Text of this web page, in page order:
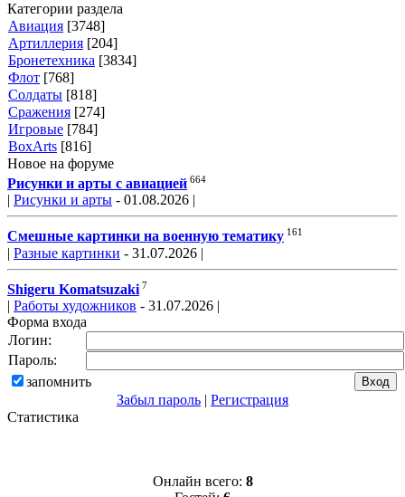
Категории раздела
Авиация [3748]
Артиллерия [204]
Бронетехника [3834]
Флот [768]
Солдаты [818]
Сражения [274]
Игровые [784]
BoxArts [816]
Новое на форуме
Рисунки и арты с авиацией 664
| Рисунки и арты - 01.08.2026 |
Смешные картинки на военную тематику 161
| Разные картинки - 31.07.2026 |
Shigeru Komatsuzaki 7
| Работы художников - 31.07.2026 |
Форма входа
Логин:
Пароль:
запомнить
Забыл пароль | Регистрация
Статистика
Онлайн всего: 8